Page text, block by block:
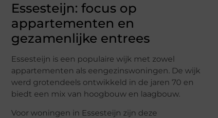
Essesteijn: focus op
appartementen en
gezamenlijke entrees
Essesteijn is een populaire wijk met zowel
appartementen als eengezinswoningen. De wijk
werd grotendeels ontwikkeld in de jaren 70 en
biedt een mix van hoogbouw en laagbouw.
Voor woningen in Essesteijn zijn deze